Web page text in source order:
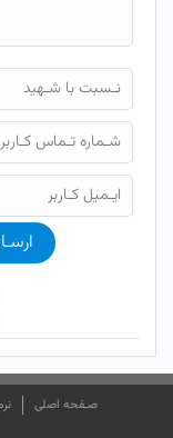
صـفحه اصلی